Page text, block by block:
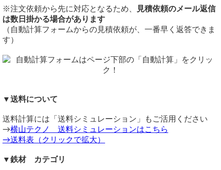
風雨にさらされるような外部をはじめ、過酷な環境にさらさ
れる部位に使用できます。 屋根材・外壁材に各種工作など多
用途にご利用ください。
購入材料価格は希望切断寸法重量による価格となります。
ただし板厚により単価倍率が違います。
能な薄板（0.35mm・0.4mm厚）であれば、長さ方向は最大
10,000mmまで指定可能です。
その場合、ロール巻きにて入荷・発送となりますので、穴あ
またロール巻きによるたわみ（巻き癖）がつくことをご理解
※ロール巻きは時価見積にてお受けします。
切断
シャーリング切断費：600円/枚～
切断公差：±1.0mm ～ 2.0mm（板厚・切断サイズによる）
※ロール巻き発送の場合、加工はお受けできません。
備考
同サイズまとめ買いで多数同時注文割引適用！
ら>>
関連商品
⇒ ガルバリウム鋼板 定寸販売
⇒ カラーガルバリウム鋼板 切り売り
⇒ 鉄 ペンタイト鋼板（表面メッキ品屋外用）切り売り
金額の程、お願い致します。
ロール巻き品（1800mm以上）は加工不可です。
横山テクノ（ 2026/03/10 ）
トタンのカット販売について
サイズカットは行っておりますでしょうか。枚数は2枚です。
自動計算フォームより任意寸法カットの試算・注文が可能です。
※注文依頼から先に対応となるため、
見積依頼のメール返信
は数日掛かる場合があります
（自動計算フォームからの見積依頼が、一番早く返答できま
す）
▼送料について
送料計算には「送料シミュレーション」もご活用ください
→横山テクノ 送料シミュレーションはこちら
→送料表（クリックで拡大）
▼鉄材 カテゴリ